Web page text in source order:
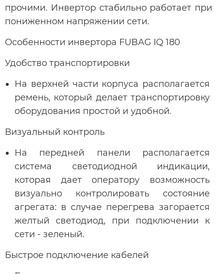
прочими. Инвертор стабильно работает при
пониженном напряжении сети.
Особенности инвертора FUBAG IQ 180
Удобство транспортировки
На верхней части корпуса располагается
ремень, который делает транспортировку
оборудования простой и удобной.
Визуальный контроль
На передней панели располагается
система светодиодной индикации,
которая дает оператору возможность
визуально контролировать состояние
агрегата: в случае перегрева загорается
желтый светодиод, при подключении к
сети - зеленый.
Быстрое подключение кабелей